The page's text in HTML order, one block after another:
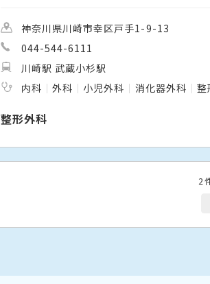
神奈川県川崎市幸区戸手1-9-13
044-544-6111
川崎駅 武蔵小杉駅
内科
外科 小児外科 消化器外科 整
整形外科
2